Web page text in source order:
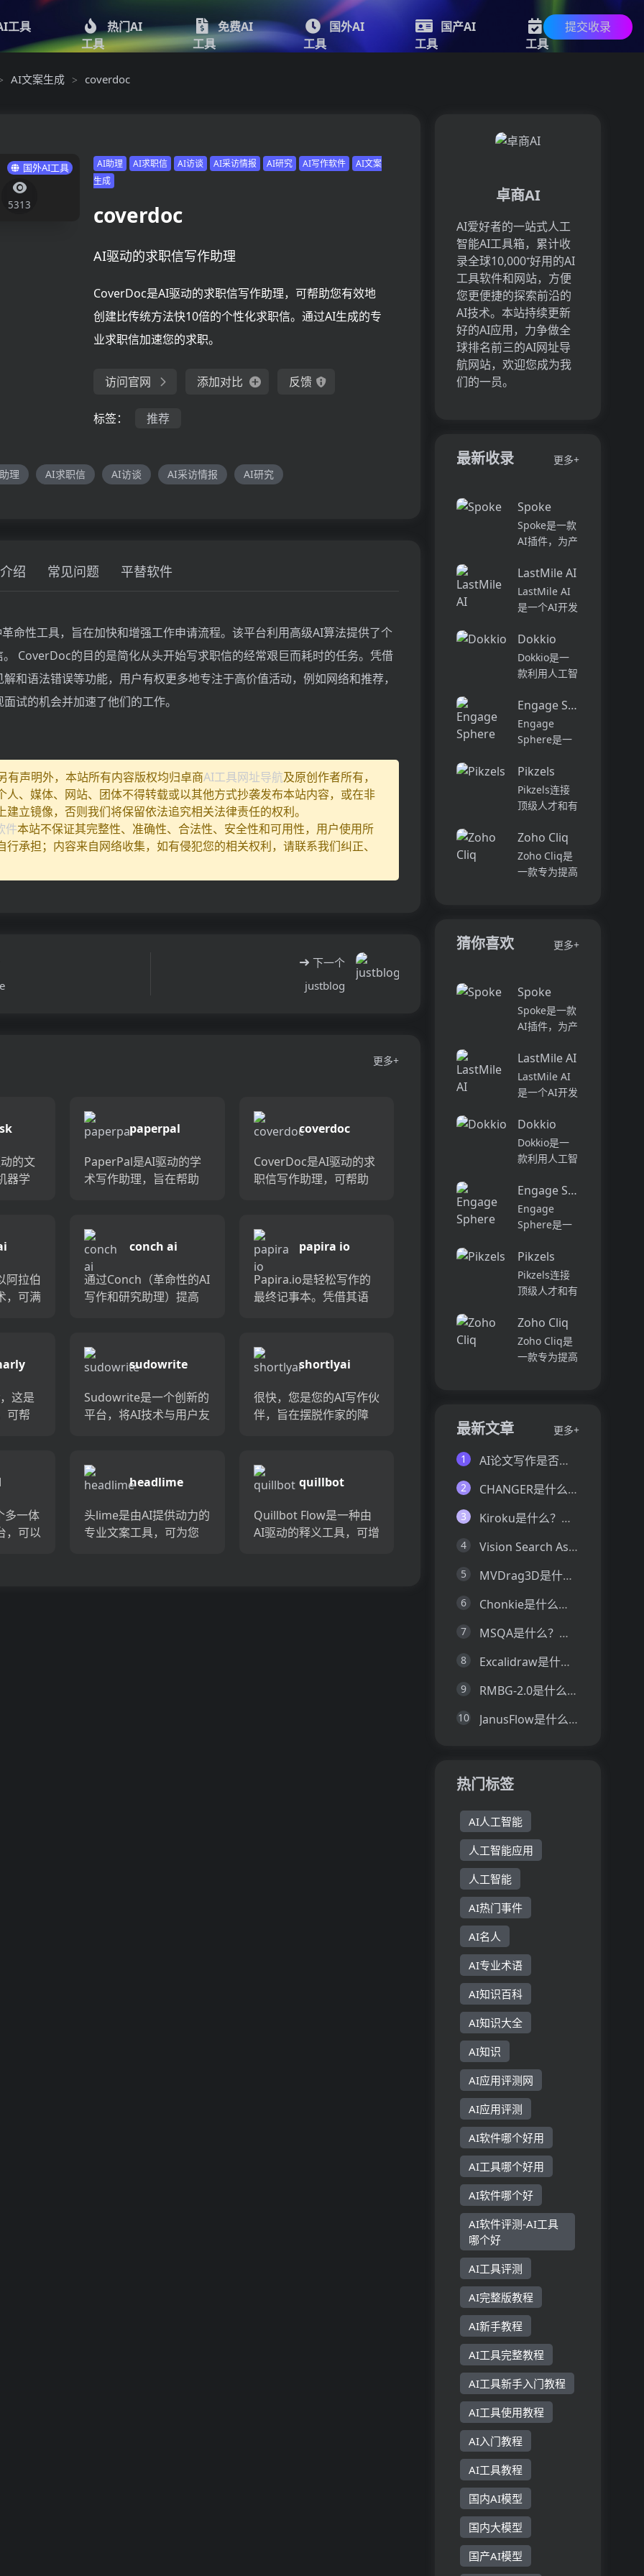
工具
热门AI
工具
免费AI
工具
国外AI
工具
国产AI
工具
新的AI
工具
提交收录
AI文案生成 > coverdoc
国外AI工具
5313
AI助理 AI求职信 AI访谈 AI采访情报 AI研究 AI写作软件
AI文案
生成
coverdoc
AI驱动的求职信写作助理
CoverDoc是AI驱动的求职信写作助理，可帮助您有效地
创建比传统方法快10倍的个性化求职信。通过AI生成的专
业求职信加速您的求职。
访问官网 添加对比 反馈
标签： 推荐
理 AI求职信 AI访谈 AI采访情报 AI研究
绍 常见问题 平替软件
命性工具，旨在加快和增强工作申请流程。该平台利用高级AI算法提供了个
CoverDoc的目的是简化从头开始写求职信的经常艰巨而耗时的任务。凭借
和语法错误等功能，用户有权更多地专注于高价值活动，例如网络和推荐，
试的机会并加速了他们的工作。
有声明外，本站所有内容版权均归卓商AI工具网址导航及原创作者所有，
人、媒体、网站、团体不得转载或以其他方式抄袭发布本站内容，或在非
建立镜像，否则我们将保留依法追究相关法律责任的权利。
件本站不保证其完整性、准确性、合法性、安全性和可用性，用户使用所
行承担；内容来自网络收集，如有侵犯您的相关权利，请联系我们纠正、
下一个
justblog
更多+
的文
器学
队的
快
paperpal
PaperPal是AI驱动的学
术写作助理，旨在帮助
coverdoc
CoverDoc是AI驱动的求
职信写作助理，可帮助
信。通过AI生成的专业求
职信加速您的求职。...
阿拉伯
，可满
件
博客
conch ai
通过Conch（革命性的AI
写作和研究助理）提高
具有诸如人性化AI写的文
本，自定义的抽认卡和
papira io
Papira.io是轻松写作的
最终记事本。凭借其语
即改善拼写，语法和标
点符号。只需单击一个
这是
可帮
习
，
sudowrite
Sudowrite是一个创新的
平台，将AI技术与用户友
Sudowrite通过动态提
示，语法和拼写更正以
shortlyai
很快，您是您的AI写作伙
伴，旨在摆脱作家的障
为您提供建议的主题，
短语和句子。就像在您
练一样...
多一体
，可以
headlime
头lime是由AI提供动力的
专业文案工具，可为您
quillbot
Quillbot Flow是一种由
AI驱动的释义工具，可增
卓商AI
AI爱好者的一站式人工
智能AI工具箱，累计收
录全球10,000⁺好用的AI
工具软件和网站，方便
您更便捷的探索前沿的
AI技术。本站持续更新
好的AI应用，力争做全
球排名前三的AI网址导
航网站，欢迎您成为我
们的一员。
最新收录 更多+
Spoke
Spoke是一款
AI插件，为产
大的、注重隐
私的AI功能，
能够在几秒钟
上下文信息。
它可以帮助全
球快速增长的
团队节省时
间，创造上
下...
LastMile AI
LastMile AI
是一个AI开发
程师而设计，
可以用于原型
开发和生成式
产。它提供了
一站式的多模
态AI模型访
问，包括语言
模型（...
Dokkio
Dokkio是一
款利用人工智
文件协作的工
具。它能帮助
用户管理多个
档和文件、整
理研究材料、
组织内容库，
并将所有文件
和内容集中在
Engage Sphere AI
Engage
Sphere是一
工参与度分析
平台。它可以
深入分析公司
队和岗位的参
与度,帮助管
理者明确团队
互动症结所
Pikzels
Pikzels连接
顶级人才和有
我们促进协
作，释放创意
卓越。加入我
量，释放你的
Zoho Cliq
Zoho Cliq是
一款专为提高
团队成员、对
方,实现无缝
连接。主要功
能包括:组
猜你喜欢 更多+
Spoke
Spoke是一款
AI插件，为产
大的、注重隐
私的AI功能，
能够在几秒钟
上下文信息。
它可以帮助全
球快速增长的
团队节省时
间，创造上
下...
LastMile AI
LastMile AI
是一个AI开发
程师而设计，
可以用于原型
开发和生成式
产。它提供了
一站式的多模
态AI模型访
问，包括语言
模型（...
Dokkio
Dokkio是一
款利用人工智
文件协作的工
具。它能帮助
用户管理多个
档和文件、整
理研究材料、
组织内容库，
并将所有文件
和内容集中在
Engage Sphere AI
Engage
Sphere是一
工参与度分析
平台。它可以
深入分析公司
队和岗位的参
与度,帮助管
理者明确团队
互动症结所
Pikzels
Pikzels连接
顶级人才和有
我们促进协
作，释放创意
卓越。加入我
量，释放你的
Pi...
Zoho Cliq
Zoho Cliq是
一款专为提高
团队成员、对
话和工作流集
中在一个地
方,实现无缝
连接。主要功
能包括:组
最新文章 更多+
1 AI论文写作是否靠谱？这6款论文AI写作神器真的可以让你效率翻倍
2 CHANGER是什么？一文让你看懂CHANGER的技术原理、主要功能、应用场景
3 Kiroku是什么？一文让你看懂Kiroku的技术原理、主要功能、应用场景
4 Vision Search Assistant是什么？一文让你看懂Vision Search Assistant的技术原理、主要功能、应用场景
5 MVDrag3D是什么？一文让你看懂MVDrag3D的技术原理、主要功能、应用场景
6 Chonkie是什么？一文让你看懂Chonkie的技术原理、主要功能、应用场景
7 MSQA是什么？一文让你看懂MSQA的技术原理、主要功能、应用场景
8 Excalidraw是什么？一文让你看懂Excalidraw的技术原理、主要功能、应用场景
9 RMBG-2.0是什么？一文让你看懂RMBG-2.0的技术原理、主要功能、应用场景
10 JanusFlow是什么？一文让你看懂JanusFlow的技术原理、主要功能、应用场景
热门标签
AI人工智能
人工智能应用
人工智能
AI热门事件
AI名人
AI专业术语
AI知识百科
AI知识大全
AI知识
AI应用评测网
AI应用评测
AI软件哪个好用
AI工具哪个好用
AI软件哪个好
AI软件评测-AI工具
哪个好
AI工具评测
AI完整版教程
AI新手教程
AI工具完整教程
AI工具新手入门教程
AI工具使用教程
AI入门教程
AI工具教程
国内AI模型
国内大模型
国产AI模型